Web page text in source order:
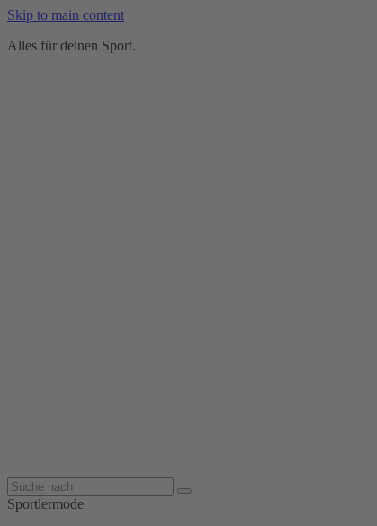
Skip to main content
Alles für deinen Sport.
Sportlermode